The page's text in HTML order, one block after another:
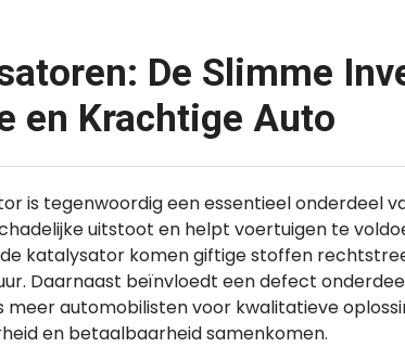
De Slimme
en Krachtige Auto
is tegenwoordig een essentieel onderdeel
uitstoot en helpt voertuigen te
katalysator komen giftige stoffen
Daarnaast beïnvloedt een defect
meer automobilisten voor kwalitatieve
en betaalbaarheid samenkomen.